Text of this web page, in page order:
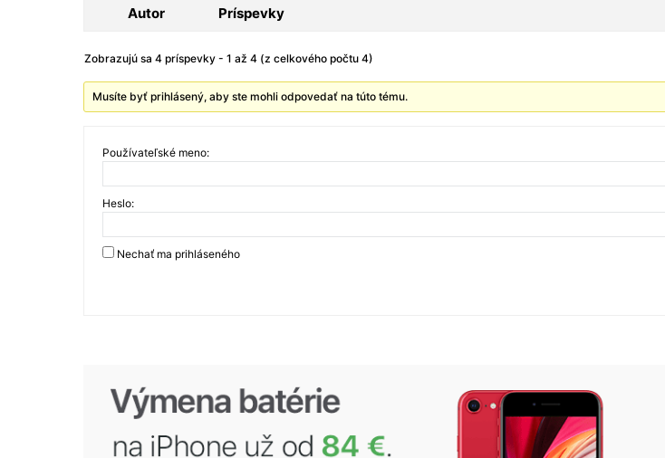
Autor Príspevky
Zobrazujú sa 4 príspevky - 1 až 4 (z celkového počtu 4)
Musíte byť prihlásený, aby ste mohli odpovedať na túto tému.
Používateľské meno:
Heslo:
Nechať ma prihláseného